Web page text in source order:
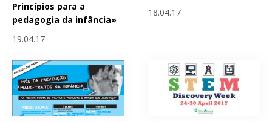
Princípios para a
pedagogia da infância»
19.04.17
18.04.17